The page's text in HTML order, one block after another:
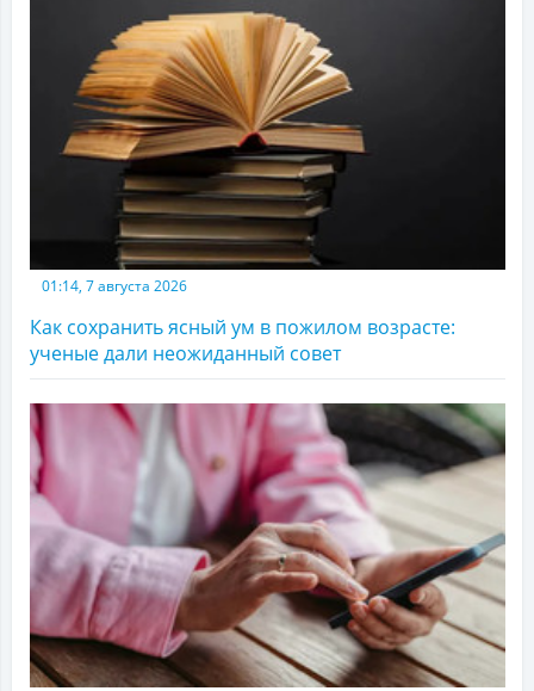
01:14, 7 августа 2026
Как сохранить ясный ум в пожилом возрасте:
ученые дали неожиданный совет